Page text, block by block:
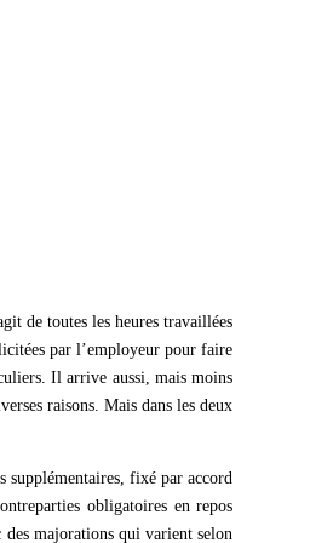
de toutes les heures travaillées
par l’employeur pour faire
Il arrive aussi, mais moins
raisons. Mais dans les deux
supplémentaires, fixé par accord
obligatoires en repos
des majorations qui varient selon